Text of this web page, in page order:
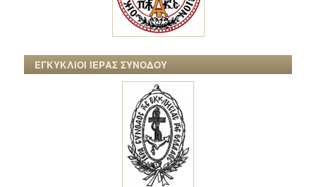
ΕΓΚΥΚΛΙΟΙ ΙΕΡΑΣ ΣΥΝΟΔΟΥ